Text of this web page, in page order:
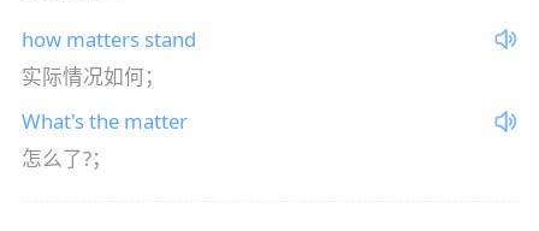
how matters stand
实际情况如何；
What's the matter
怎么了?；